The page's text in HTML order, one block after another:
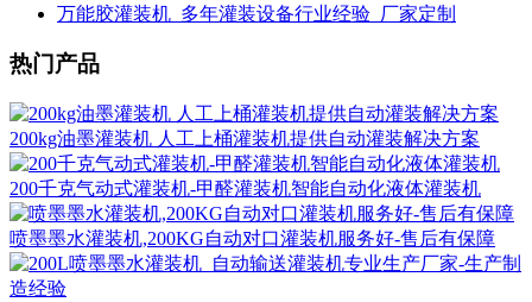
万能胶灌装机_多年灌装设备行业经验_厂家定制
热门产品
200kg油墨灌装机 人工上桶灌装机提供自动灌装解决方案
200千克气动式灌装机-甲醛灌装机智能自动化液体灌装机
喷墨墨水灌装机,200KG自动对口灌装机服务好-售后有保障